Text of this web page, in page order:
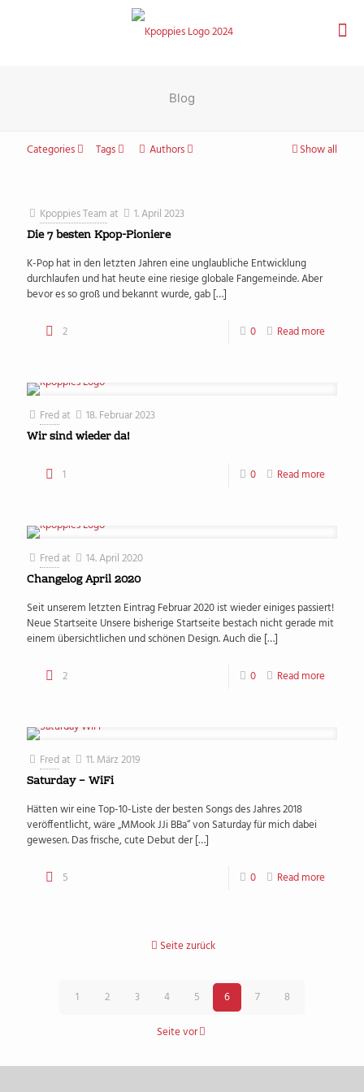
Blog
Categories Tags Authors Show all
Kpoppies Teamat 1. April 2023
Die 7 besten Kpop-Pioniere
K-Pop hat in den letzten Jahren eine unglaubliche Entwicklung
durchlaufen und hat heute eine riesige globale Fangemeinde. Aber
bevor es so groß und bekannt wurde, gab[…]
2 0 Read more
Fredat 18. Februar 2023
Wir sind wieder da!
1 0 Read more
Fredat 14. April 2020
Changelog April 2020
Seit unserem letzten Eintrag Februar 2020 ist wieder einiges passiert!
Neue Startseite Unsere bisherige Startseite bestach nicht gerade mit
einem übersichtlichen und schönen Design. Auch die[…]
2 0 Read more
Fredat 11. März 2019
Saturday – WiFi
Hätten wir eine Top-10-Liste der besten Songs des Jahres 2018
veröffentlicht, wäre „MMook JJi BBa“ von Saturday für mich dabei
gewesen. Das frische, cute Debut der[…]
5 0 Read more
Seite zurück
1 2 3 4 5 6 7 8
Seite vor